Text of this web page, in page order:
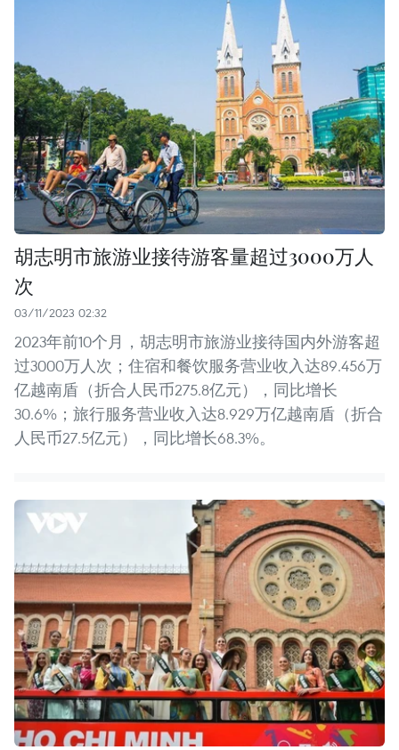
胡志明市旅游业接待游客量超过3000万人
次
03/11/2023 02:32
2023年前10个月，胡志明市旅游业接待国内外游客超
过3000万人次；住宿和餐饮服务营业收入达89.456万
亿越南盾（折合人民币275.8亿元），同比增长
30.6%；旅行服务营业收入达8.929万亿越南盾（折合
人民币27.5亿元），同比增长68.3%。